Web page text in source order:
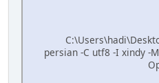
persian -C utf8 -I xindy -